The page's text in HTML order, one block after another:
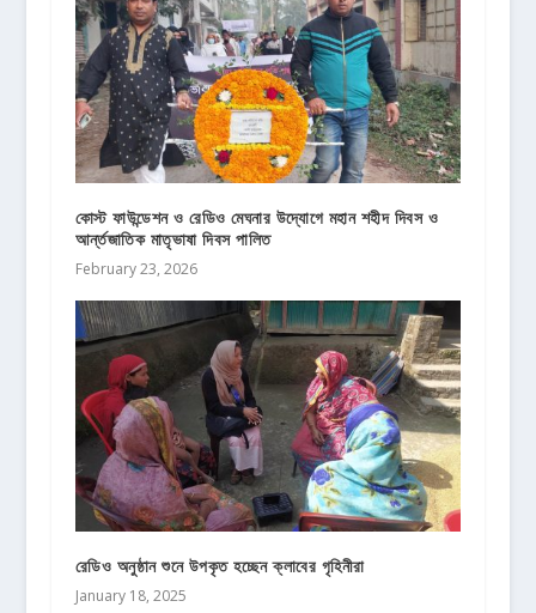
কোস্ট ফাউন্ডেশন ও রেডিও মেঘনার উদ্যোগে মহান শহীদ দিবস ও
আর্ন্তজাতিক মাতৃভাষা দিবস পালিত
February 23, 2026
রেডিও অনুষ্ঠান শুনে উপকৃত হচ্ছেন ক্লাবের গৃহিনীরা
January 18, 2025